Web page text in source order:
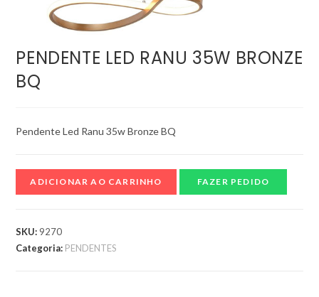
PENDENTE LED RANU 35W BRONZE
BQ
Pendente Led Ranu 35w Bronze BQ
ADICIONAR AO CARRINHO FAZER PEDIDO
SKU: 9270
Categoria: PENDENTES